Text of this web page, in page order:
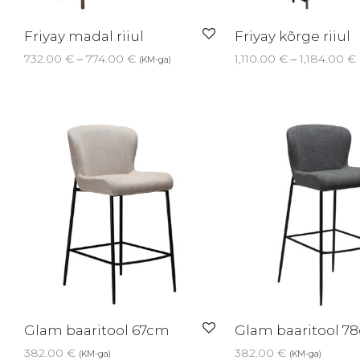
Friyay madal riiul
732.00 € – 774.00 €Price range: 732.00 € through 774.00 €
(KM-ga)
Friyay kõrge riiul
1,110.00 € – 1,184.00 €
Glam baaritool 67cm
382.00 € (KM-ga)
Glam baaritool
382.00 € (KM-ga)